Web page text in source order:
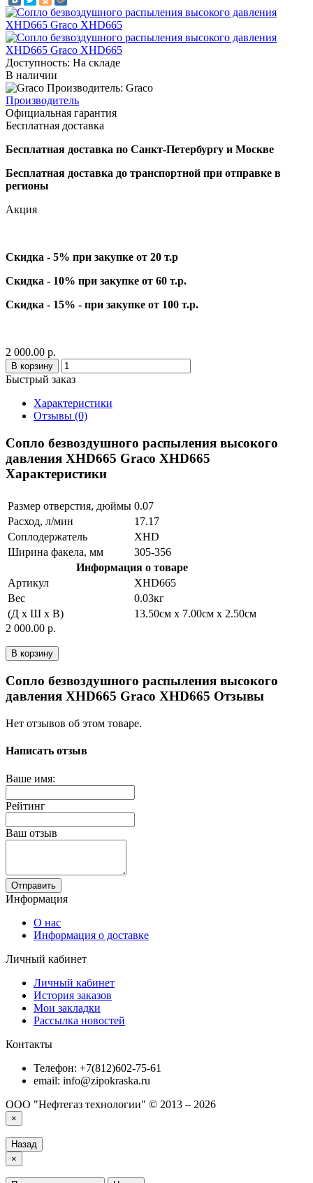
Доступность: На складе
В наличии
Производитель: Graco
Производитель
Официальная гарантия
Бесплатная доставка
Бесплатная доставка по Санкт-Петербургу и Москве
Бесплатная доставка до транспортной при отправке в
регионы
Акция
Скидка - 5% при закупке от 20 т.р
Скидка - 10% при закупке от 60 т.р.
Скидка - 15% - при закупке от 100 т.р.
2 000.00 р.
В корзину
Быстрый заказ
Характеристики
Отзывы (0)
Сопло безвоздушного распыления высокого
давления XHD665 Graco XHD665
Характеристики
Размер отверстия, дюймы 0.07
Расход, л/мин
17.17
Соплодержатель
XHD
Ширина факела, мм
305-356
Информация о товаре
Артикул
XHD665
Вес
0.03кг
(Д x Ш x В)
13.50см x 7.00см x 2.50см
2 000.00 р.
В корзину
Сопло безвоздушного распыления высокого
давления XHD665 Graco XHD665 Отзывы
Нет отзывов об этом товаре.
Написать отзыв
Ваше имя:
Рейтинг
Ваш отзыв
Отправить
Информация
О нас
Информация о доставке
Личный кабинет
Личный кабинет
История заказов
Мои закладки
Рассылка новостей
Контакты
Телефон: +7(812)602-75-61
email: info@zipokraska.ru
ООО "Нефтегаз технологии" © 2013 – 2026
×
Назад
×